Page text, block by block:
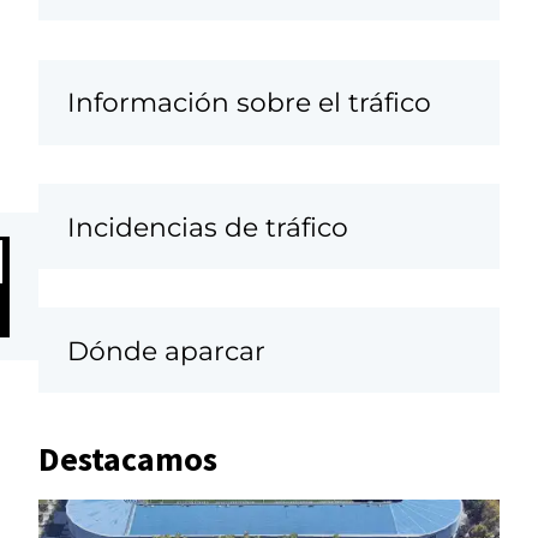
Información sobre el tráfico
Incidencias de tráfico
Dónde aparcar
Destacamos